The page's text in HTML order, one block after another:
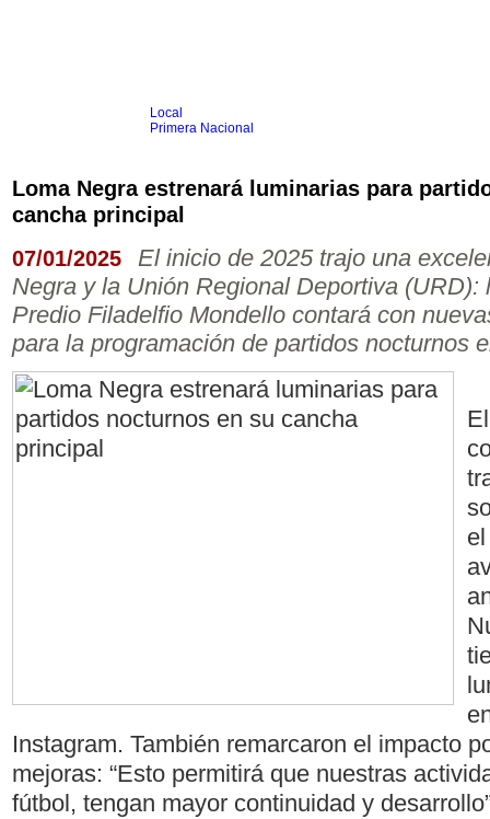
Local
Primera Nacional
Agrario
Automovilismo Básquet
Boxeo
Ciclismo
Gim. Artística
Duatlón-Triatlón
Golf
Natación
Patín
Taekwondo
Voley
Otros
Videos
Loma Negra estrenará luminarias para
cancha principal
07/01/2025
El inicio de 2025 trajo una
Negra y la Unión Regional Deportiva (URD):
Predio Filadelfio Mondello contará con
para la programación de partidos nocturnos
Instagram. También remarcaron el impacto
mejoras: “Esto permitirá que nuestras
fútbol, tengan mayor continuidad y